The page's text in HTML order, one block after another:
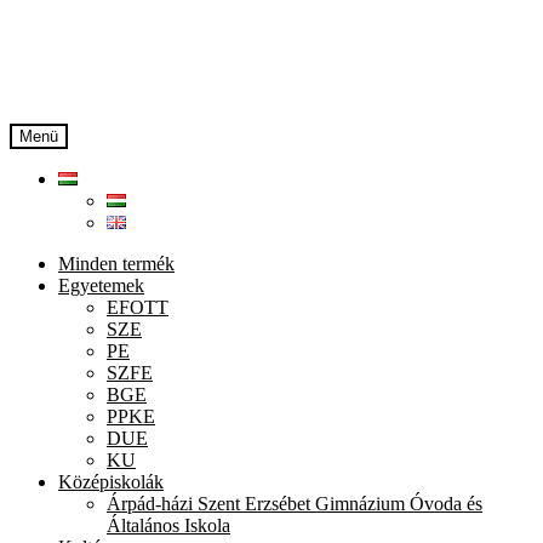
Menü
Minden termék
Egyetemek
EFOTT
SZE
PE
SZFE
BGE
PPKE
DUE
KU
Középiskolák
Árpád-házi Szent Erzsébet Gimnázium Óvoda és
Általános Iskola